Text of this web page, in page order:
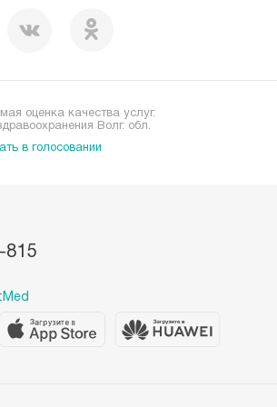
оценка качества услуг.
Волг. обл.
в голосовании
815